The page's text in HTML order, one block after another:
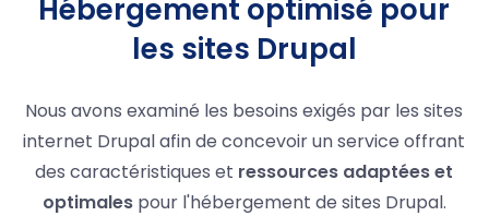
Hébergement optimisé pour
les sites Drupal
Nous avons examiné les besoins exigés par les sites
internet Drupal afin de concevoir un service offrant
des caractéristiques et ressources adaptées et
optimalespour l'hébergement de sites Drupal.